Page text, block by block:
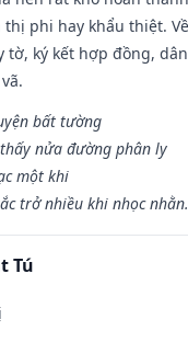
phi hay khẩu thiệt.
tờ, ký kết hợp đồng,
bất tường
nửa đường phân ly
một khi
trở nhiều khi nhọc
Tú